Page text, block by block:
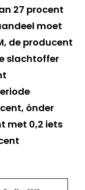
27 procent
moet
de producent
slachtoffer
ónder
met 0,2 iets